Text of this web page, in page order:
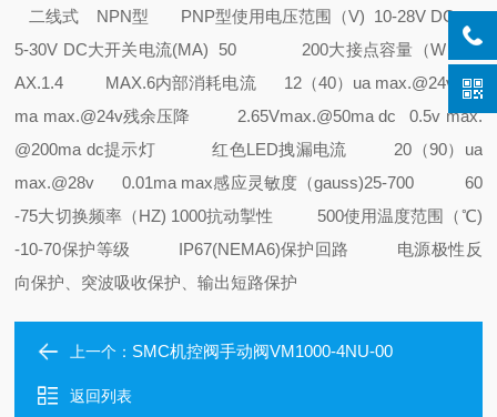
二线式 NPN型 PNP型使用电压范围（V) 10-28V DC
5-30V DC大开关电流(MA) 50 200大接点容量（W） M
AX.1.4 MAX.6内部消耗电流 12（40）ua max.@24v 15
ma max.@24v残余压降 2.65Vmax.@50ma dc 0.5v max.
@200ma dc提示灯 红色LED拽漏电流 20（90）ua
max.@28v 0.01ma max感应灵敏度（gauss)25-700 60
-75大切换频率（HZ) 1000抗动掣性 500使用温度范围（℃)
-10-70保护等级 IP67(NEMA6)保护回路 电源极性反
向保护、突波吸收保护、输出短路保护
上一个： SMC机控阀手动阀VM1000-4NU-00
返回列表